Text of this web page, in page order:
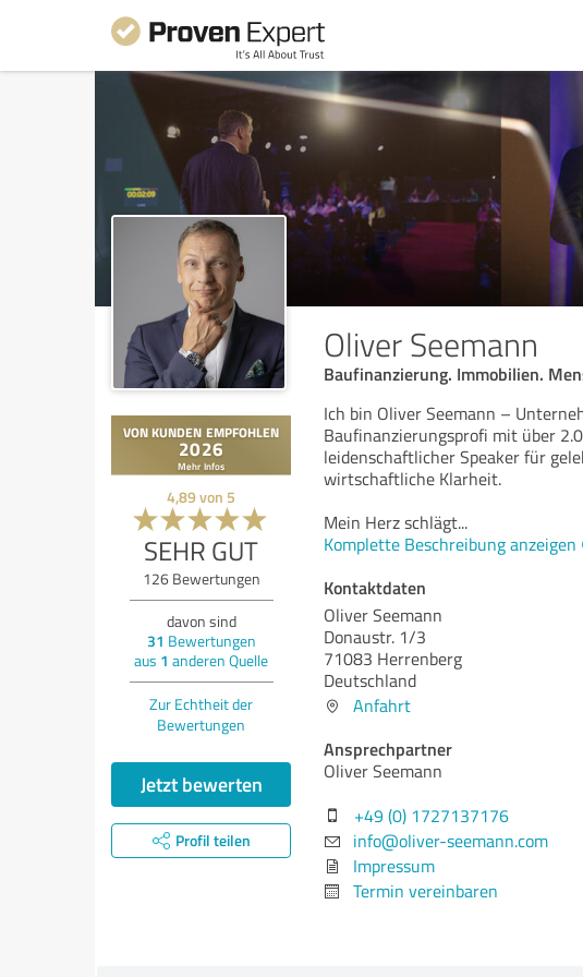
Oliver Seemann
Baufinanzierung. Immobilien.
4,89von 5
SEHR GUT
126Bewertungen
davon sind
31 Bewertungen
aus 1 anderen Quelle
Zur Echtheit der
Bewertungen
Jetzt bewerten
Profil teilen
Ich bin Oliver Seemann –
Baufinanzierungsprofi mit über
leidenschaftlicher Speaker für
wirtschaftliche Klarheit.
Mein Herz schlägt...
Komplette Beschreibung anzeigen
Kontaktdaten
Oliver Seemann
Donaustr. 1/3
71083 Herrenberg
Deutschland
Anfahrt
Ansprechpartner
Oliver Seemann
+49 (0) 1727137176
info@oliver-seemann.com
Impressum
Termin vereinbaren